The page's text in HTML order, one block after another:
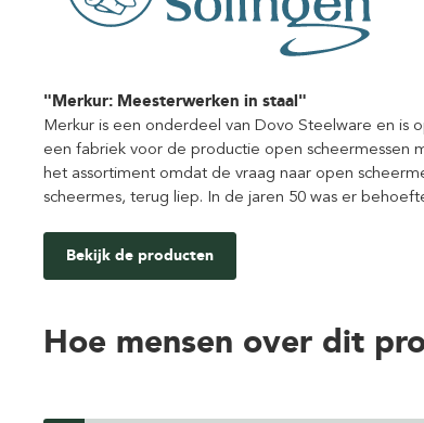
"Merkur: Meesterwerken in staal"
Merkur is een onderdeel van Dovo Steelware en is
een fabriek voor de productie open scheermessen
het assortiment omdat de vraag naar open
scheermes, terug liep. In de jaren 50 was er
Bekijk de producten
Hoe mensen over dit